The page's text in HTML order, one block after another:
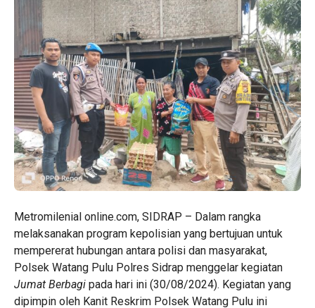
Metromilenial online.com, SIDRAP – Dalam rangka
melaksanakan program kepolisian yang bertujuan untuk
mempererat hubungan antara polisi dan masyarakat,
Polsek Watang Pulu Polres Sidrap menggelar kegiatan
Jumat Berbagi pada hari ini (30/08/2024). Kegiatan yang
dipimpin oleh Kanit Reskrim Polsek Watang Pulu ini